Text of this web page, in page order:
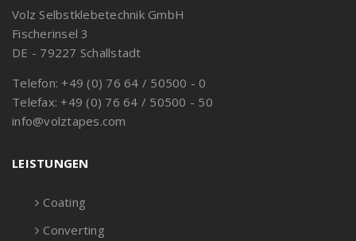
Volz Selbstklebetechnik GmbH
Fischerinsel 3
DE - 79227 Schallstadt
Telefon: +49 (0) 76 64 / 50500 - 0
Telefax: +49 (0) 76 64 / 50500 - 50
info@volztapes.com
LEISTUNGEN
Coating
Converting